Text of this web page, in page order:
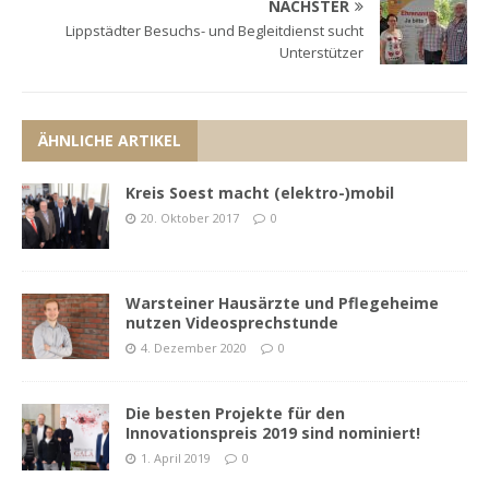
NÄCHSTER
Lippstädter Besuchs- und Begleitdienst sucht
Unterstützer
ÄHNLICHE ARTIKEL
Kreis Soest macht (elektro-)mobil
20. Oktober 2017 0
Warsteiner Hausärzte und Pflegeheime
nutzen Videosprechstunde
4. Dezember 2020 0
Die besten Projekte für den
Innovationspreis 2019 sind nominiert!
1. April 2019 0